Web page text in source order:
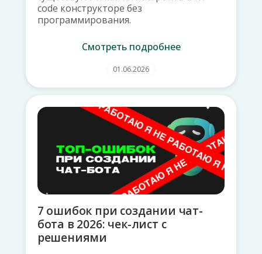
code конструкторе без
программирования.
Смотреть подробнее
01.06.2026
7 ошибок при создании чат-
бота в 2026: чек-лист с
решениями